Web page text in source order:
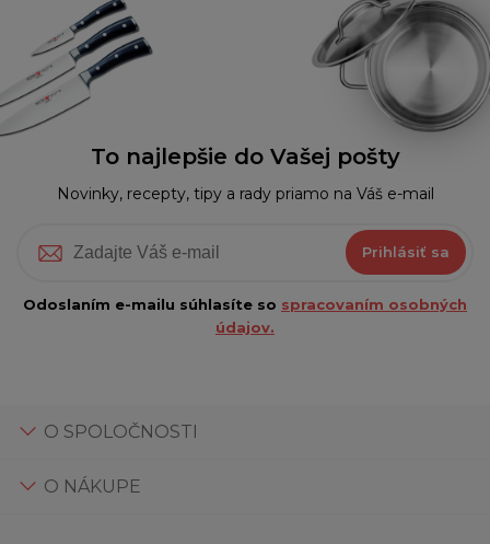
To najlepšie do Vašej pošty
Novinky, recepty, tipy a rady priamo na Váš e-mail
Prihlásiť sa
Odoslaním e-mailu súhlasíte so spracovaním osobných
údajov.
O SPOLOČNOSTI
O NÁKUPE